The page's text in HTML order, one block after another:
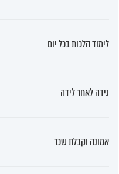
לימוד הלכות בכל יום
נידה לאחר לידה
אמונה וקבלת שכר